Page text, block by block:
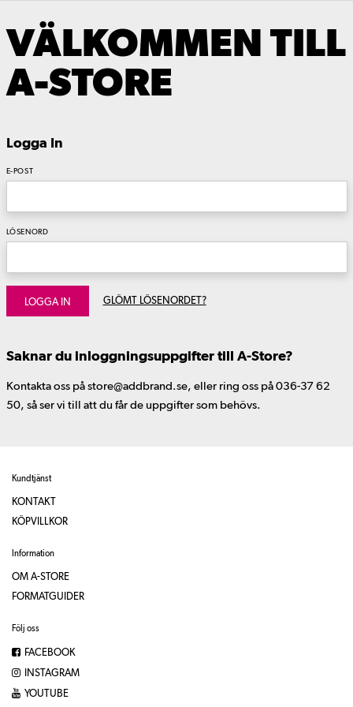
VÄLKOMMEN TILL
A-STORE
Logga In
E-POST
LÖSENORD
LOGGA IN GLÖMT LÖSENORDET?
Saknar du inloggningsuppgifter till A-Store?
Kontakta oss på store@addbrand.se, eller ring oss på 036-37 62
50, så ser vi till att du får de uppgifter som behövs.
Kundtjänst
KONTAKT
KÖPVILLKOR
Information
OM A-STORE
FORMATGUIDER
Följ oss
FACEBOOK
INSTAGRAM
YOUTUBE